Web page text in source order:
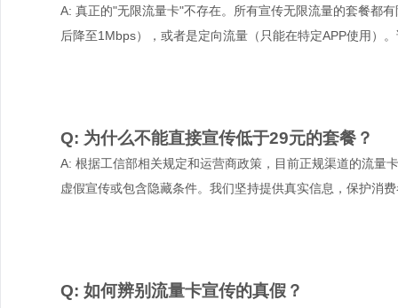
A: 真正的"无限流量卡"不存在。所有宣传无限流量的套餐都
后降至1Mbps），或者是定向流量（只能在特定APP使用）
Q: 为什么不能直接宣传低于29元的套餐？
A: 根据工信部相关规定和运营商政策，目前正规渠道的流量
虚假宣传或包含隐藏条件。我们坚持提供真实信息，保护消
Q: 如何辨别流量卡宣传的真假？